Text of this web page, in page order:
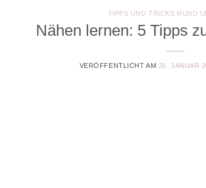
TIPPS UND TRICKS RUND
Nähen lernen: 5 Tipps
VERÖFFENTLICHT AM 26. JANUAR